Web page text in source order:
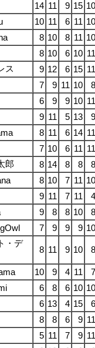
14 11 9 15
10 11 6 11
8 10 8 11
8 10 6 10
ス 9 12 6 15
7 9 11 10
6 9 9 10
9 11 5 13
8 11 6 14
7 10 6 11
郎 8 14 8 8
8 10 7 11
9 11 7 11
9 8 8 10
7 9 9 9
・デ
8 11 9 10
10 9 4 11
6 8 6 10
6 13 4 15
8 8 6 9
5 11 7 9